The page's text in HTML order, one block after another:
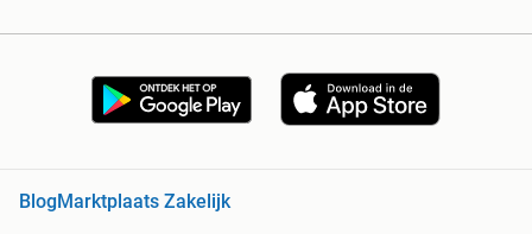
BlogMarktplaats Zakelijk